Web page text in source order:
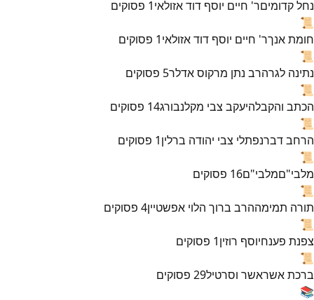
נחל קדומיםר' חיים יוסף דוד אזולאי1 פסוקים
📜
חומת אנךר' חיים יוסף דוד אזולאי1 פסוקים
📜
נתינה לגרהרב נתן מרקוס אדלר5 פסוקים
📜
הכתב והקבלהיעקב צבי מקלנבורג14 פסוקים
📜
הרחב דברנפתלי צבי יהודה ברלין1 פסוקים
📜
מלבי"םמלבי"ם16 פסוקים
📜
תורה תמימההרב ברוך הלוי אפשטיין4 פסוקים
📜
צפנת פענחיוסף רוזין1 פסוקים
📜
ברכת אשראשר וסרטיל29 פסוקים
📚